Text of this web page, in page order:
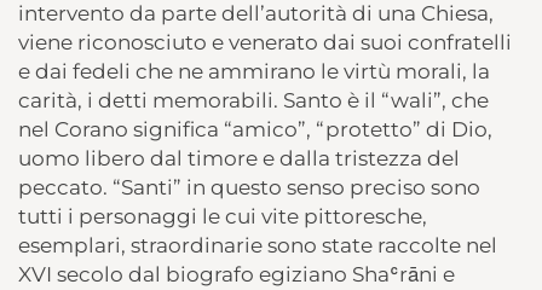
intervento da parte dell’autorità di una Chiesa,
viene riconosciuto e venerato dai suoi confratelli
e dai fedeli che ne ammirano le virtù morali, la
carità, i detti memorabili. Santo è il “wali”, che
nel Corano significa “amico”, “protetto” di Dio,
uomo libero dal timore e dalla tristezza del
peccato. “Santi” in questo senso preciso sono
tutti i personaggi le cui vite pittoresche,
esemplari, straordinarie sono state raccolte nel
XVI secolo dal biografo egiziano Shaʿrāni e